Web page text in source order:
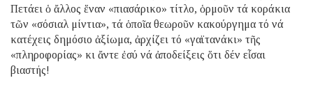
Πετάει ὁ ἄλλος ἕναν «πιασάρικο» τίτλο, ὁρμοῦν τά κοράκια
τῶν «σόσιαλ μίντια», τά ὁποῖα θεωροῦν κακούργημα τό νά
κατέχεις δημόσιο ἀξίωμα, ἀρχίζει τό «γαϊτανάκι» τῆς
«πληροφορίας» κι ἄντε ἐσύ νά ἀποδείξεις ὅτι δέν εἶσαι
βιαστής!